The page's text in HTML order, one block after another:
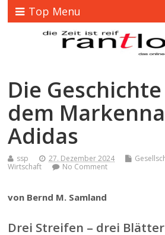
Top Menu
Die
dem
Adidas
ssp 27. Dezember 2024
Wirtschaft
No Comment
von Bernd M. Samland
Drei Streifen – drei